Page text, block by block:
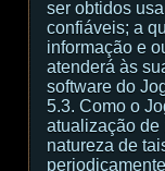
ser obtidos
confiáveis; a
informação e
atenderá às
software do
5.3. Como o
atualização de
natureza de